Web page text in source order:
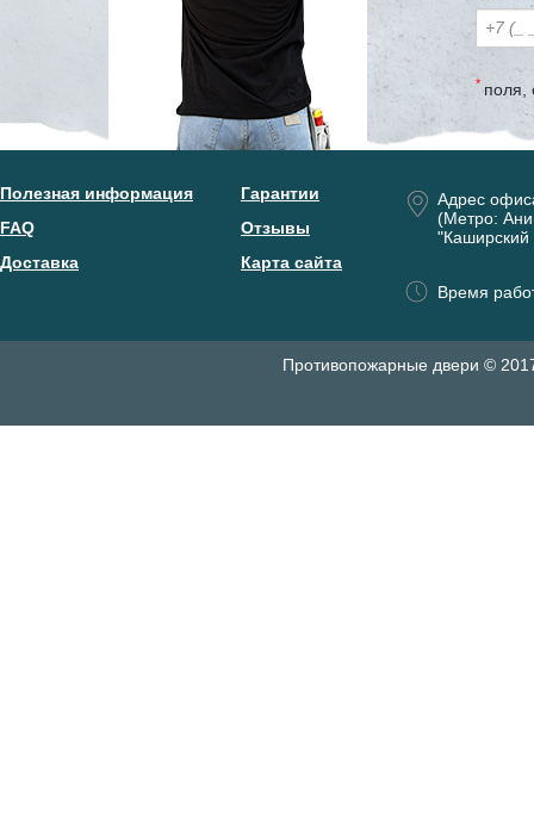
* поля,
Полезная информация
FAQ
Доставка
Гарантии
Отзывы
Карта сайта
Адрес
(Метро:
Время
Противопожарные двери ©